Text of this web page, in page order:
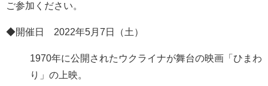
ご参加ください。
◆開催日 2022年5月7日（土）
1970年に公開されたウクライナが舞台の映画「ひまわ
り」の上映。